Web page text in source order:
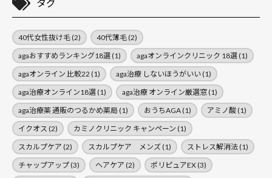
タグ
40代女性抜け毛(2) 40代薄毛(2)
agaおすすめランキング18選(1) agaオンラインクリニック 18選(1)
agaオンライン 比較22 (1) aga治療 しないほうがいい(1)
aga治療オンライン18選(1) aga治療 オンライン厳選窓(1)
aga治療薬 通販のつるかめ薬局 (1) おうちAGA(1) アミノ酸(1)
イクオス (2) カミノクリニック キャンペーン (1)
スカルプケア (2) スカルプケア メンズ(1) ストレス解消法(1)
チャップアップ(3) ヘアケア (2) ポリピュアEX(3)